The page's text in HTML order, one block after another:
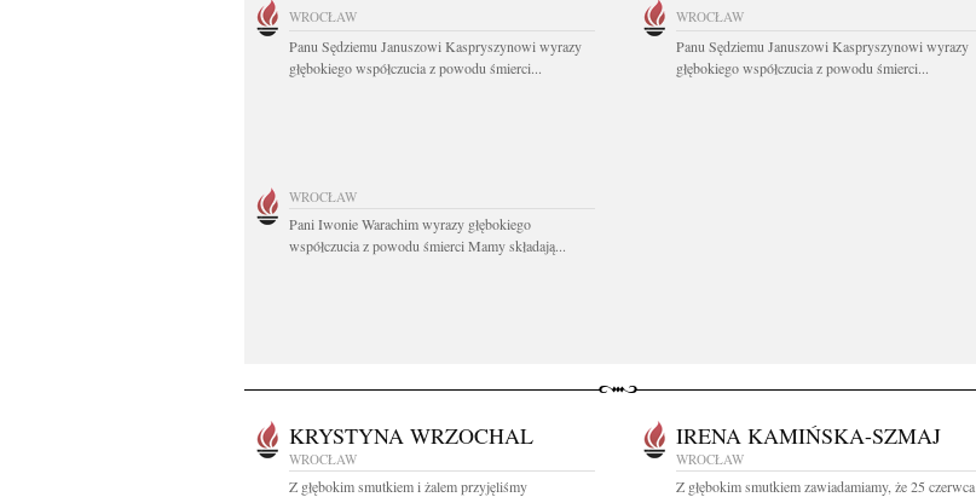
WROCŁAW
Panu Sędziemu Januszowi Kaspryszynowi wyrazy
głębokiego współczucia z powodu śmierci...
WROCŁAW
Panu Sędziemu Januszowi Kaspryszynowi wyrazy
głębokiego współczucia z powodu śmierci...
WROCŁAW
Pani Iwonie Warachim wyrazy głębokiego
współczucia z powodu śmierci Mamy składają...
KRYSTYNA WRZOCHAL
WROCŁAW
Z głębokim smutkiem i żalem przyjęliśmy
IRENA KAMIŃSKA-SZMAJ
WROCŁAW
Z głębokim smutkiem zawiadamiamy, że 25 czerwca